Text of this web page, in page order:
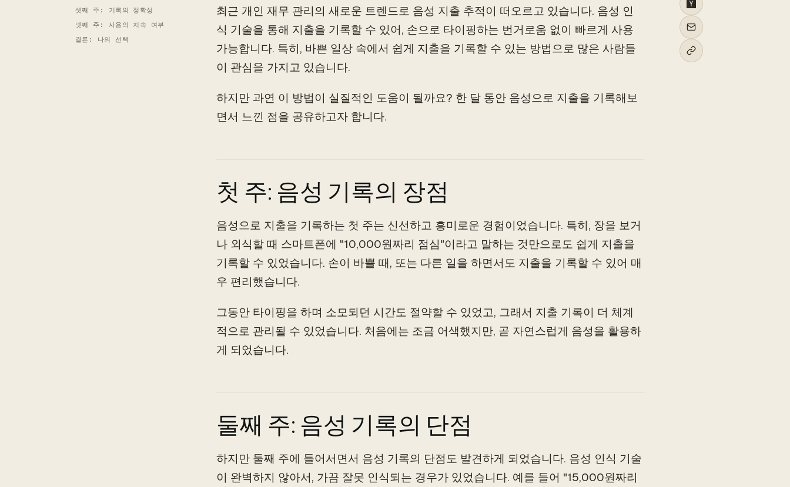
셋째 주: 기록의 정확성
넷째 주: 사용의 지속 여부
결론: 나의 선택
최근 개인 재무 관리의 새로운 트렌드로 음성 지출 추적이 떠오르고 있습니다. 음성 인
식 기술을 통해 지출을 기록할 수 있어, 손으로 타이핑하는 번거로움 없이 빠르게 사용
가능합니다. 특히, 바쁜 일상 속에서 쉽게 지출을 기록할 수 있는 방법으로 많은 사람들
이 관심을 가지고 있습니다.
하지만 과연 이 방법이 실질적인 도움이 될까요? 한 달 동안 음성으로 지출을 기록해보
면서 느낀 점을 공유하고자 합니다.
첫 주: 음성 기록의 장점
음성으로 지출을 기록하는 첫 주는 신선하고 흥미로운 경험이었습니다. 특히, 장을 보거
나 외식할 때 스마트폰에 "10,000원짜리 점심"이라고 말하는 것만으로도 쉽게 지출을
기록할 수 있었습니다. 손이 바쁠 때, 또는 다른 일을 하면서도 지출을 기록할 수 있어 매
우 편리했습니다.
그동안 타이핑을 하며 소모되던 시간도 절약할 수 있었고, 그래서 지출 기록이 더 체계
적으로 관리될 수 있었습니다. 처음에는 조금 어색했지만, 곧 자연스럽게 음성을 활용하
게 되었습니다.
둘째 주: 음성 기록의 단점
하지만 둘째 주에 들어서면서 음성 기록의 단점도 발견하게 되었습니다. 음성 인식 기술
이 완벽하지 않아서, 가끔 잘못 인식되는 경우가 있었습니다. 예를 들어 "15,000원짜리